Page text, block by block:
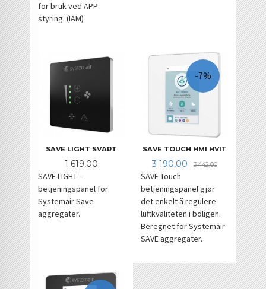
for bruk ved APP
styring. (IAM)
SAVE LIGHT SVART
Pris
1 619,00
SAVE LIGHT -
betjeningspanel for
Systemair Save
aggregater.
SAVE TOUCH HMI HVIT
Tilbud
3 190,00 3 442,00Rabatt
-7%
SAVE Touch
betjeningspanel gjør
det enkelt å regulere
luftkvaliteten i boligen.
Beregnet for Systemair
SAVE aggregater.